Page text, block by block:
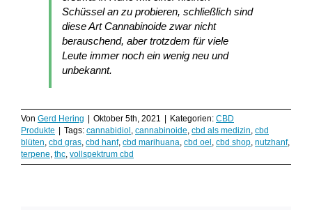
Schüssel an zu probieren, schließlich sind
diese Art Cannabinoide zwar nicht
berauschend, aber trotzdem für viele
Leute immer noch ein wenig neu und
unbekannt.
Von Gerd Hering | Oktober 5th, 2021 | Kategorien: CBD
Produkte | Tags: cannabidiol, cannabinoide, cbd als medizin, cbd
blüten, cbd gras, cbd hanf, cbd marihuana, cbd oel, cbd shop, nutzhanf,
terpene, thc, vollspektrum cbd